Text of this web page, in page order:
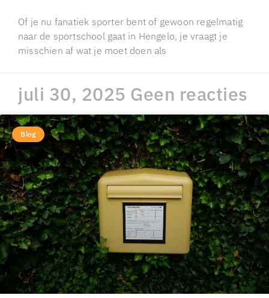
Of je nu fanatiek sporter bent of gewoon regelmatig
naar de sportschool gaat in Hengelo, je vraagt je
misschien af wat je moet doen als
juli 30, 2025 Geen reacties
Blog